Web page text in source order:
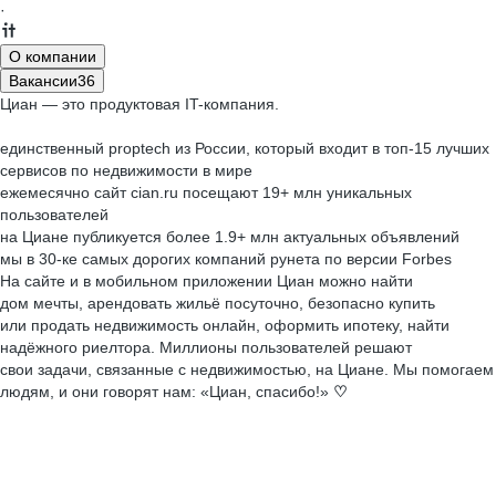
·
О компании
Вакансии36
Циан — это продуктовая IT-компания.
единственный proptech из России, который входит в топ-15 лучших
сервисов по недвижимости в мире
ежемесячно сайт cian.ru посещают 19+ млн уникальных
пользователей
на Циане публикуется более 1.9+ млн актуальных объявлений
мы в 30-ке самых дорогих компаний рунета по версии Forbes
На сайте и в мобильном приложении Циан можно найти
дом мечты, арендовать жильё посуточно, безопасно купить
или продать недвижимость онлайн, оформить ипотеку, найти
надёжного риелтора. Миллионы пользователей решают
свои задачи, связанные с недвижимостью, на Циане. Мы помогаем
людям, и они говорят нам: «Циан, спасибо!» ♡